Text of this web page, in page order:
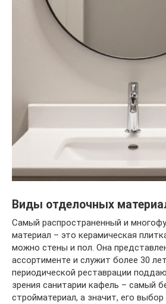
Виды отделочных
Самый распространенный и
материал – это керамическая
можно стены и пол. Она
ассортименте и служит более 30
периодической реставрации
зрения санитарии кафель – самый
стройматериал, а значит, его